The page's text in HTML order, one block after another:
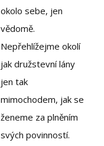
okolo sebe, jen
vědomě.
Nepřehlížejme okolí
jak družstevní lány
jen tak
mimochodem, jak se
ženeme za plněním
svých povinností.